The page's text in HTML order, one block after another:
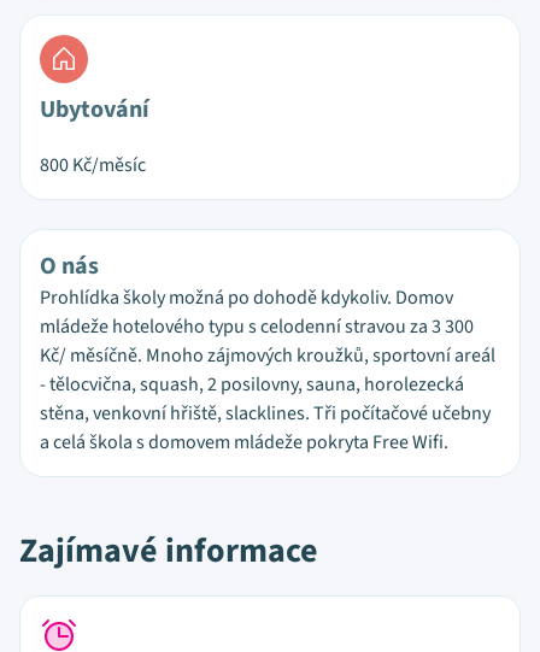
Ubytování
800Kč/měsíc
O nás
Prohlídka školy možná po dohodě kdykoliv. Domov
mládeže hotelového typu s celodenní stravou za 3 300
Kč/ měsíčně. Mnoho zájmových kroužků, sportovní areál
- tělocvična, squash, 2 posilovny, sauna, horolezecká
stěna, venkovní hřiště, slacklines. Tři počítačové učebny
a celá škola s domovem mládeže pokryta Free Wifi.
Zajímavé informace